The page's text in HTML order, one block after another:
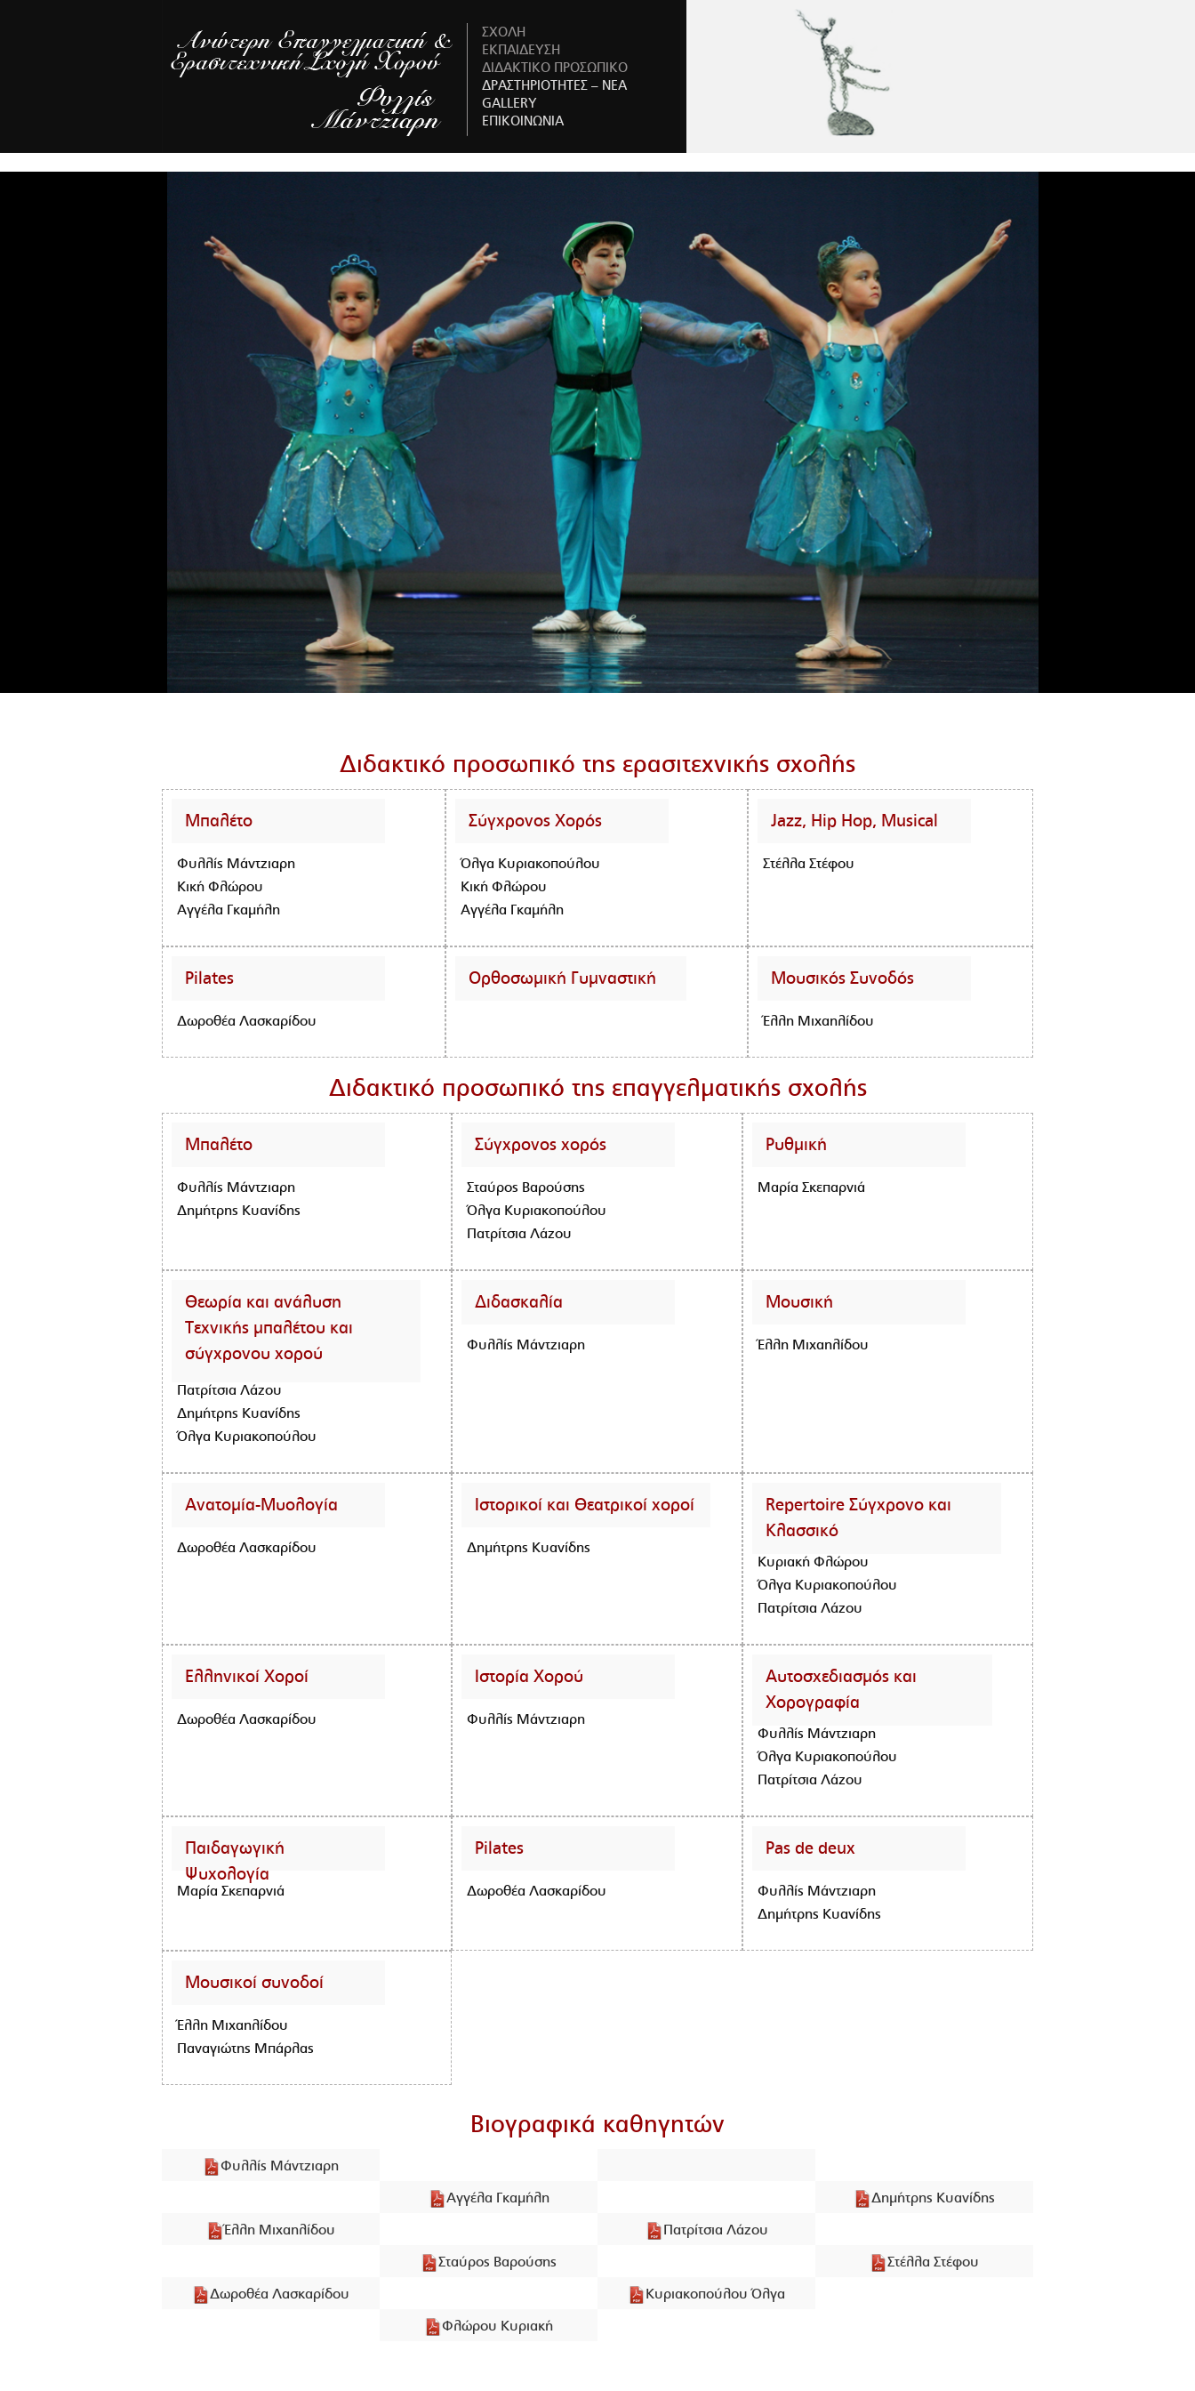
ΣΧΟΛΗ
ΕΚΠΑΙΔΕΥΣΗ
ΔΙΔΑΚΤΙΚΟ ΠΡΟΣΩΠΙΚΟ
ΔΡΑΣΤΗΡΙΟΤΗΤΕΣ – NEA
GALLERY
ΕΠΙΚΟΙΝΩΝΙΑ
Διδακτικό προσωπικό της ερασιτεχνικής σχολής
Μπαλέτο
Φυλλίς Μάντζιαρη
Κική Φλώρου
Αγγέλα Γκαμήλη
Σύγχρονος Χορός
Όλγα Κυριακοπούλου
Κική Φλώρου
Αγγέλα Γκαμήλη
Jazz, Hip Hop, Musical
Στέλλα Στέφου
Pilates
Δωροθέα Λασκαρίδου
Ορθοσωμική Γυμναστική Μουσικός Συνοδός
Έλλη Μιχαηλίδου
Διδακτικό προσωπικό της επαγγελματικής σχολής
Μπαλέτο
Φυλλίς Μάντζιαρη
Δημήτρης Κυανίδης
Σύγχρονος χορός
Σταύρος Βαρούσης
Όλγα Κυριακοπούλου
Πατρίτσια Λάζου
Ρυθμική
Μαρία Σκεπαρνιά
Θεωρία και ανάλυση
Τεχνικής μπαλέτου και
σύγχρονου χορού
Πατρίτσια Λάζου
Δημήτρης Κυανίδης
Όλγα Κυριακοπούλου
Διδασκαλία
Φυλλίς Μάντζιαρη
Μουσική
Έλλη Μιχαηλίδου
Ανατομία-Μυολογία
Δωροθέα Λασκαρίδου
Ιστορικοί και Θεατρικοί χοροί
Δημήτρης Κυανίδης
Repertoire Σύγχρονο και
Κλασσικό
Κυριακή Φλώρου
Όλγα Κυριακοπούλου
Πατρίτσια Λάζου
Ελληνικοί Χοροί
Δωροθέα Λασκαρίδου
Ιστορία Χορού
Φυλλίς Μάντζιαρη
Αυτοσχεδιασμός και
Χορογραφία
Φυλλίς Μάντζιαρη
Όλγα Κυριακοπούλου
Πατρίτσια Λάζου
Παιδαγωγική
Ψυχολογία
Μαρία Σκεπαρνιά
Pilates
Δωροθέα Λασκαρίδου
Pas de deux
Φυλλίς Μάντζιαρη
Δημήτρης Κυανίδης
Μουσικοί συνοδοί
Έλλη Μιχαηλίδου
Παναγιώτης Μπάρλας
Βιογραφικά καθηγητών
Φυλλίς Μάντζιαρη
Αγγέλα Γκαμήλη
Δημήτρης Κυανίδης
Έλλη Μιχαηλίδου
Πατρίτσια Λάζου
Σταύρος Βαρούσης
Στέλλα Στέφου
Δωροθέα Λασκαρίδου
Κυριακοπούλου Όλγα
Φλώρου Κυριακή